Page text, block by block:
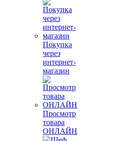
Покупка
через
интернет-
магазин
Просмотр
товара
ОНЛАЙН